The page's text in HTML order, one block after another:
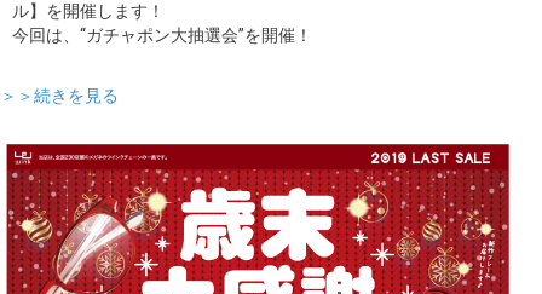
ル】を開催します！
今回は、“ガチャポン大抽選会”を開催！
＞＞続きを見る